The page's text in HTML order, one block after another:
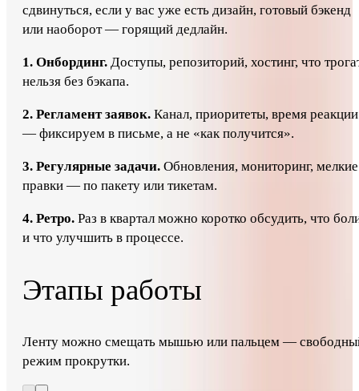
сдвинуться, если у вас уже есть дизайн, готовый бэкенд
или наоборот — горящий дедлайн.
1. Онбординг. Доступы, репозиторий, хостинг, что
нельзя без бэкапа.
2. Регламент заявок. Канал, приоритеты, время реакции
— фиксируем в письме, а не «как получится».
3. Регулярные задачи. Обновления, мониторинг, мелкие
правки — по пакету или тикетам.
4. Ретро. Раз в квартал можно коротко обсудить, что
и что улучшить в процессе.
Этапы работы
Ленту можно смещать мышью или пальцем —
режим прокрутки.